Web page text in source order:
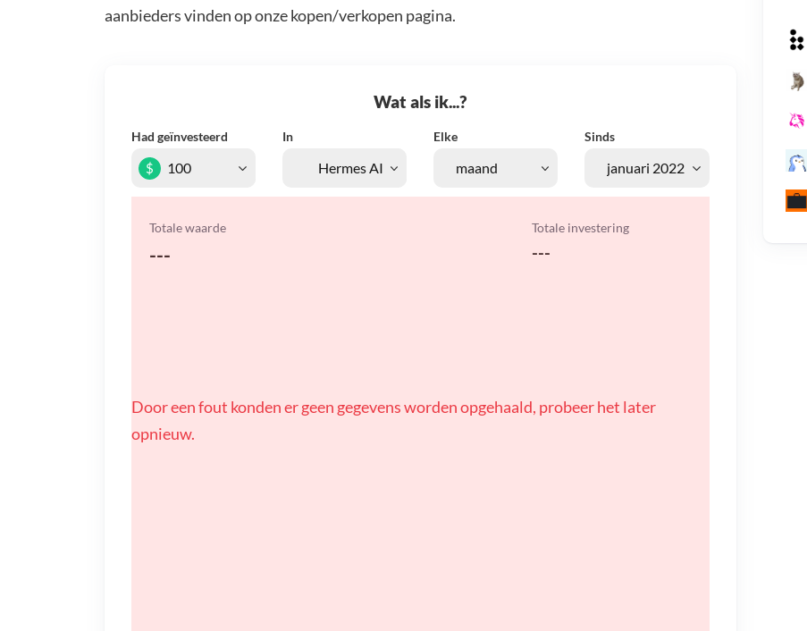
aanbieders vinden op onze kopen/verkopen pagina.
Wat als ik...?
Had geïnvesteerd In Elke Sinds
$
Totale waarde
---
Totale investering
---
Door een fout konden er geen gegevens worden opgehaald, probeer het later
opnieuw.